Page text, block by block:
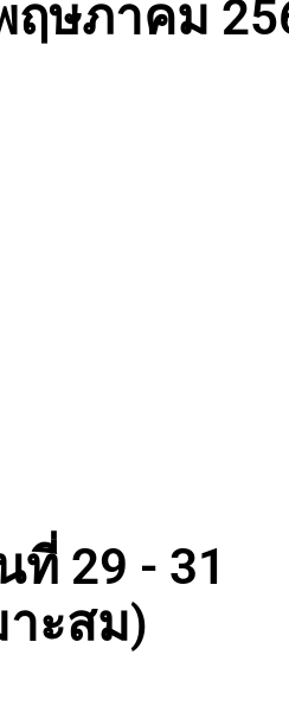
ฤษภาคม
29 - 31
ะสม)